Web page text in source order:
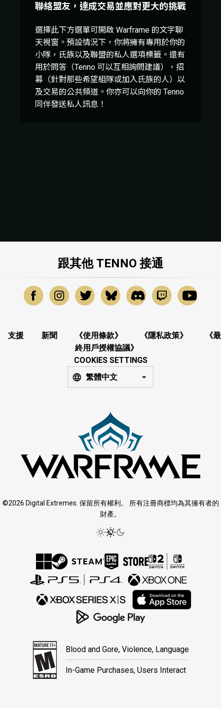
聯絡盟友，達成交易並應對更大的挑戰
選擇此下方選單可開啟 Warframe 的文字聊
天視窗。預設情況下，你將擁有專用於你的
小隊，氏族以及聯盟的私人選項標籤。還有
用於問答（Tenno 可以互相詢問建議），招
募（針對那些希望組隊或加入氏族的人）以
及交易的公共頻道。你亦可以向你的 Tenno
同伴發送私人訊息！
跟其他 TENNO 接通
支援 新聞 《使用條款》 《隱私政策》
《最
終用戶授權協議》
COOKIES SETTINGS
繁體中文
©2026 Digital Extremes. 保留所有權利。 所有注冊商標均為其擁有者的
財產。
Blood and Gore, Violence, Language
In-Game Purchases, Users Interact